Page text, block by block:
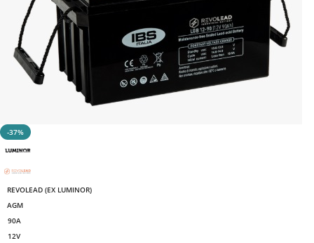
-37%
REVOLEAD (EX LUMINOR)
AGM
90A
12V